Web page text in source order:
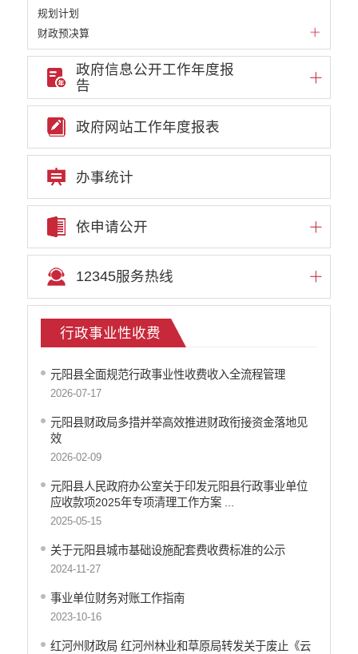
规划计划
财政预决算
公务员招录
公共资源配置
重大决策预公开
重大决策听证事项
权责清单
行政事项
部门信息公开基本目录
重大项目
重点领域责任部门信息公开
政府信息公开工作年度报
告
政府网站工作年度报表
办事统计
依申请公开
12345服务热线
行政事业性收费
元阳县全面规范行政事业性收费收入全流程管理
2026-07-17
元阳县财政局多措并举高效推进财政衔接资金落地见
效
2026-02-09
元阳县人民政府办公室关于印发元阳县行政事业单位
应收款项2025年专项清理工作方案 ...
2025-05-15
关于元阳县城市基础设施配套费收费标准的公示
2024-11-27
事业单位财务对账工作指南
2023-10-16
红河州财政局 红河州林业和草原局转发关于废止《云